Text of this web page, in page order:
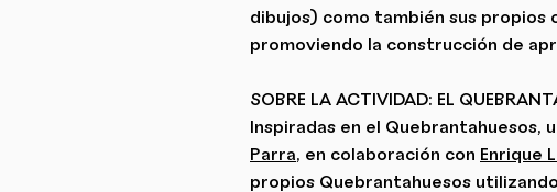
dibujos) como también sus propios
promoviendo la construcción de
SOBRE LA ACTIVIDAD: EL
Inspiradas en el Quebrantahuesos,
Parra, en colaboración con Enrique
propios Quebrantahuesos